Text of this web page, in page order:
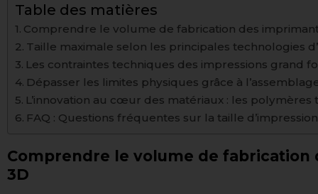
Table des matières
Comprendre le volume de fabrication des
Taille maximale selon les principales technologies
Les contraintes techniques des impressions grand
Dépasser les limites physiques grâce à
L’innovation au cœur des matériaux : les polymères
FAQ : Questions fréquentes sur la taille d’impression
Comprendre le volume de fabrication
3D